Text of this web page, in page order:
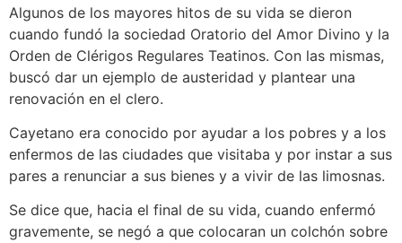
Algunos de los mayores hitos de su vida se dieron
cuando fundó la sociedad Oratorio del Amor Divino y la
Orden de Clérigos Regulares Teatinos. Con las mismas,
buscó dar un ejemplo de austeridad y plantear una
renovación en el clero.
Cayetano era conocido por ayudar a los pobres y a los
enfermos de las ciudades que visitaba y por instar a sus
pares a renunciar a sus bienes y a vivir de las limosnas.
Se dice que, hacia el final de su vida, cuando enfermó
gravemente, se negó a que colocaran un colchón sobre